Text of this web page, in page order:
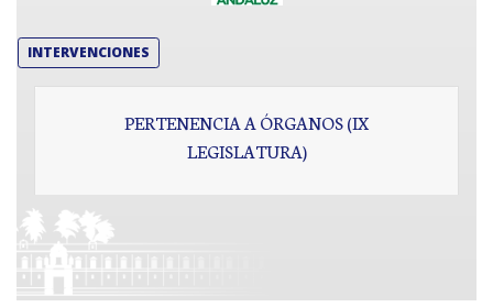
INTERVENCIONES
PERTENENCIA A ÓRGANOS (IX
LEGISLATURA)